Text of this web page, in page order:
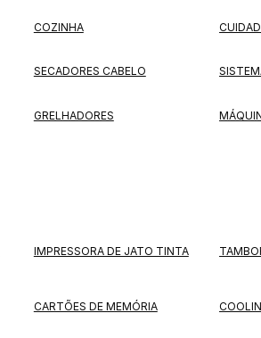
COZINHA
SECADORES CABELO
GRELHADORES
IMPRESSORA DE JATO TINTA
CARTÕES DE MEMÓRIA